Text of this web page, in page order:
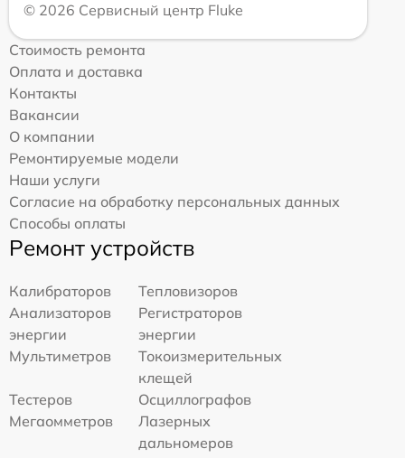
© 2026 Сервисный центр Fluke
Стоимость ремонта
Оплата и доставка
Контакты
Вакансии
О компании
Ремонтируемые модели
Наши услуги
Согласие на обработку персональных данных
Способы оплаты
Ремонт устройств
Калибраторов
Тепловизоров
Анализаторов
энергии
Регистраторов
энергии
Мультиметров
Токоизмерительных
клещей
Тестеров
Осциллографов
Мегаомметров
Лазерных
дальномеров